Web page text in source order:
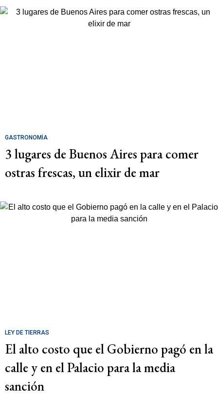
GASTRONOMÍA
3 lugares de Buenos Aires para comer
ostras frescas, un elixir de mar
LEY DE TIERRAS
El alto costo que el Gobierno pagó en la
calle y en el Palacio para la media
sanción